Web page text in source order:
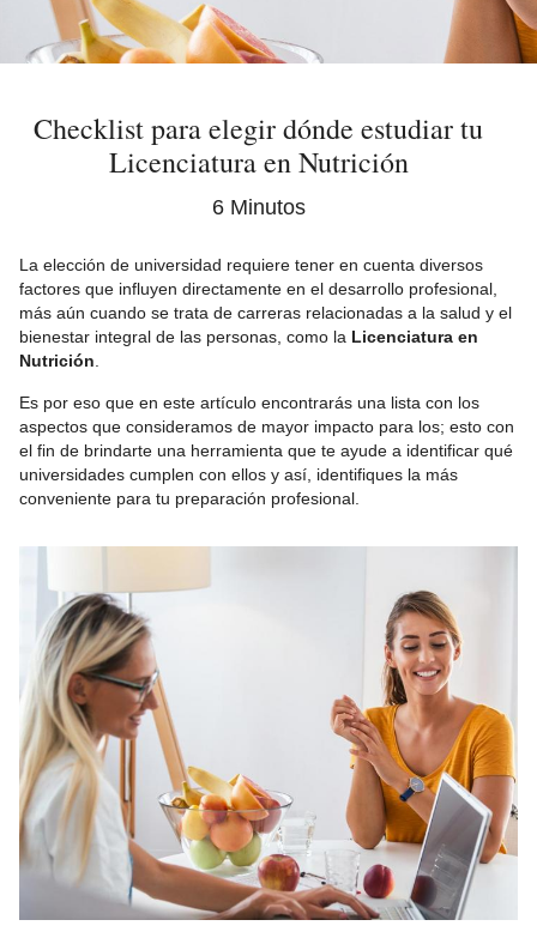
Checklist para elegir dónde estudiar tu
Licenciatura en Nutrición
6 Minutos
La elección de universidad requiere tener en cuenta diversos
factores que influyen directamente en el desarrollo profesional,
más aún cuando se trata de carreras relacionadas a la salud y el
bienestar integral de las personas, como la Licenciatura en
Nutrición
Es por eso que en este artículo encontrarás una lista con los
aspectos que consideramos de mayor impacto para los; esto con
el fin de brindarte una herramienta que te ayude a identificar qué
universidades cumplen con ellos y así, identifiques la más
conveniente para tu preparación profesional.